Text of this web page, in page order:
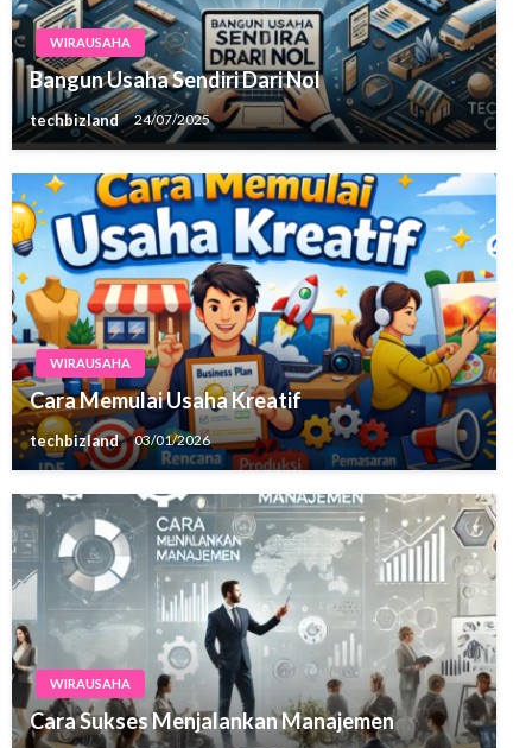
WIRAUSAHA
Bangun Usaha Sendiri Dari Nol
techbizland 24/07/2025
WIRAUSAHA
Cara Memulai Usaha Kreatif
techbizland 03/01/2026
WIRAUSAHA
Cara Sukses Menjalankan Manajemen